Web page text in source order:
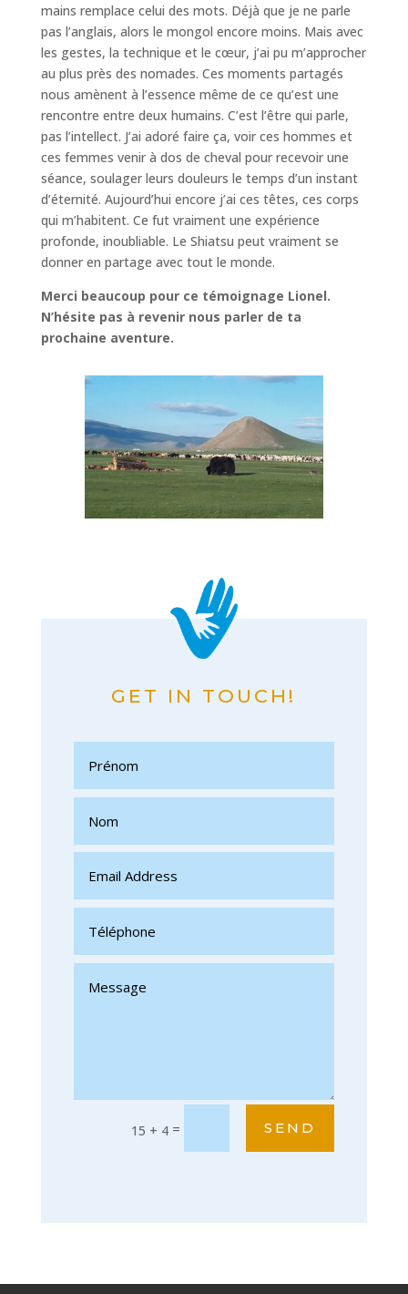
mains remplace celui des mots. Déjà que je ne parle
pas l’anglais, alors le mongol encore moins. Mais avec
les gestes, la technique et le cœur, j’ai pu m’approcher
au plus près des nomades. Ces moments partagés
nous amènent à l’essence même de ce qu’est une
rencontre entre deux humains. C’est l’être qui parle,
pas l’intellect. J’ai adoré faire ça, voir ces hommes et
ces femmes venir à dos de cheval pour recevoir une
séance, soulager leurs douleurs le temps d’un instant
d’éternité. Aujourd’hui encore j’ai ces têtes, ces corps
qui m’habitent. Ce fut vraiment une expérience
profonde, inoubliable. Le Shiatsu peut vraiment se
donner en partage avec tout le monde.
Merci beaucoup pour ce témoignage Lionel.
N’hésite pas à revenir nous parler de ta
prochaine aventure.
GET IN TOUCH!
15 + 4 = SEND